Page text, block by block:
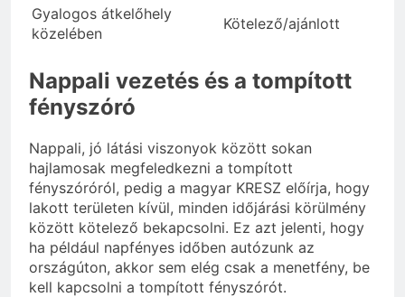
Gyalogos átkelőhely
közelében
Kötelező/ajánlott
Nappali vezetés és a tompított
fényszóró
Nappali, jó látási viszonyok között sokan
hajlamosak megfeledkezni a tompított
fényszóróról, pedig a magyar KRESZ előírja, hogy
lakott területen kívül, minden időjárási körülmény
között kötelező bekapcsolni. Ez azt jelenti, hogy
ha például napfényes időben autózunk az
országúton, akkor sem elég csak a menetfény, be
kell kapcsolni a tompított fényszórót.